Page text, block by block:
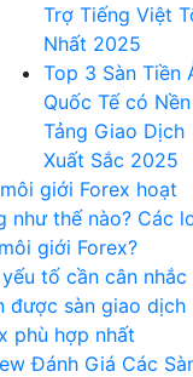
Trợ Tiếng Việt
Nhất 2025
Top 3 Sàn Tiền
Quốc Tế có Nền
Tảng Giao Dịch
Xuất Sắc 2025
giới Forex hoạt
như thế nào? Các
giới Forex?
tố cần cân nhắc
được sàn giao dịch
phù hợp nhất
Đánh Giá Các